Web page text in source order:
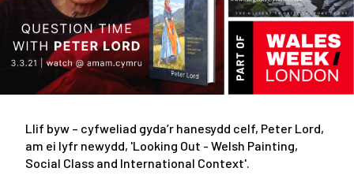
Llif byw – cyfweliad gyda’r hanesydd celf, Peter Lord,
am ei lyfr newydd, 'Looking Out - Welsh Painting,
Social Class and International Context'.